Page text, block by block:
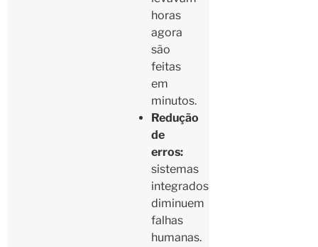
horas
agora
são
feitas
em
minutos.
Redução
de
erros:
sistemas
integrados
diminuem
falhas
humanas.